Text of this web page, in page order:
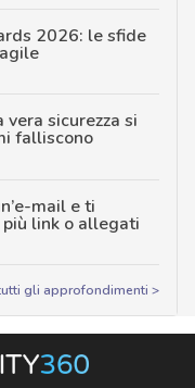
2026: le sfide
sicurezza si
falliscono
mail e ti
link o allegati
gli approfondimenti >